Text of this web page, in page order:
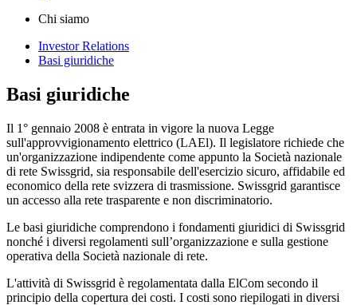
Chi siamo
Investor Relations
Basi giuridiche
Basi giuridiche
Il 1° gennaio 2008 è entrata in vigore la nuova Legge
sull'approvvigionamento elettrico (LAEl). Il legislatore richiede che
un'organizzazione indipendente come appunto la Società nazionale
di rete Swissgrid, sia responsabile dell'esercizio sicuro, affidabile ed
economico della rete svizzera di trasmissione. Swissgrid garantisce
un accesso alla rete trasparente e non discriminatorio.
Le basi giuridiche comprendono i fondamenti giuridici di Swissgrid
nonché i diversi regolamenti sull’organizzazione e sulla gestione
operativa della Società nazionale di rete.
L'attività di Swissgrid è regolamentata dalla ElCom secondo il
principio della copertura dei costi. I costi sono riepilogati in diversi